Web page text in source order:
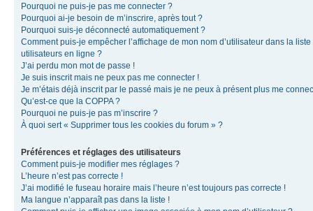
Pourquoi ne puis-je pas me connecter ?
Pourquoi ai-je besoin de m’inscrire, après tout ?
Pourquoi suis-je déconnecté automatiquement ?
Comment puis-je empêcher l’affichage de mon nom d’utilisateur dans la liste
utilisateurs en ligne ?
J’ai perdu mon mot de passe !
Je suis inscrit mais ne peux pas me connecter !
Je m’étais déjà inscrit par le passé mais je ne peux à présent plus me
Qu’est-ce que la COPPA ?
Pourquoi ne puis-je pas m’inscrire ?
À quoi sert « Supprimer tous les cookies du forum » ?
Préférences et réglages des utilisateurs
Comment puis-je modifier mes réglages ?
L’heure n’est pas correcte !
J’ai modifié le fuseau horaire mais l’heure n’est toujours pas correcte !
Ma langue n’apparaît pas dans la liste !